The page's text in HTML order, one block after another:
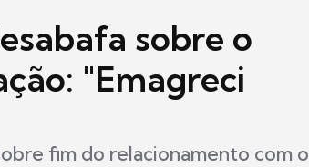
sobre o
"Emagreci
fim do relacionamento com o